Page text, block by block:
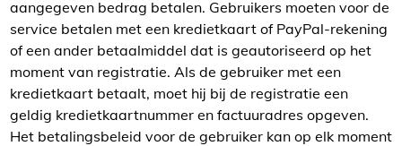
aangegeven bedrag betalen. Gebruikers moeten voor de
service betalen met een kredietkaart of PayPal-rekening
of een ander betaalmiddel dat is geautoriseerd op het
moment van registratie. Als de gebruiker met een
kredietkaart betaalt, moet hij bij de registratie een
geldig kredietkaartnummer en factuuradres opgeven.
Het betalingsbeleid voor de gebruiker kan op elk moment